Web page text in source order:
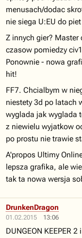
menusach/dodac
nie siega U:EU do
Z innych gier?
czasow pomiedzy
Ponownie - nowa
hit!
FF7. Chcialbym w
niestety 3d po latach
wyglada jak wyglada
z niewielu wyjatkow
po prostu nie trawie
A'propos Ultimy
lepsza grafika, ale
tak ta nowa wersja
01.02.2015 13:06
DrunkenDragon
DUNGEON KEEPER